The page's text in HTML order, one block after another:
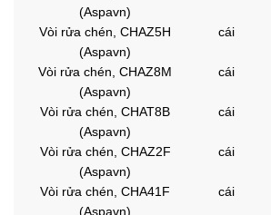
(Aspavn)
Vòi rửa chén, CHAZ5H
(Aspavn)
cái
Vòi rửa chén, CHAZ8M
(Aspavn)
cái
Vòi rửa chén, CHAT8B
(Aspavn)
cái
Vòi rửa chén, CHAZ2F
(Aspavn)
cái
Vòi rửa chén, CHA41F
(Aspavn)
cái